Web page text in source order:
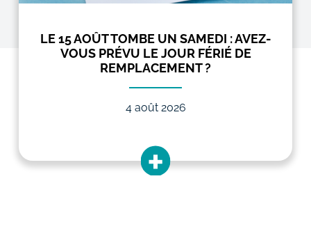
LE 15 AOÛT TOMBE UN SAMEDI : AVEZ-
VOUS PRÉVU LE JOUR FÉRIÉ DE
REMPLACEMENT ?
4 août 2026